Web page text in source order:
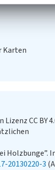
Karten
CC BY
Holzbunge”.
20130220-3